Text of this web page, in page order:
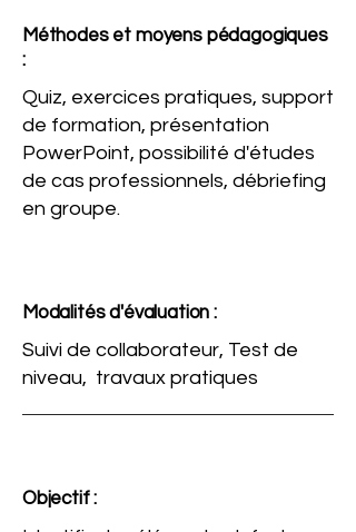
Méthodes et moyens pédagogiques
:
Quiz, exercices pratiques, support
de formation, présentation
PowerPoint, possibilité d'études
de cas professionnels, débriefing
en groupe.
Modalités d'évaluation :
Suivi de collaborateur, Test de
niveau, travaux pratiques
Objectif :